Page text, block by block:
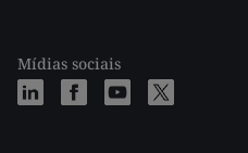
Mídias sociais